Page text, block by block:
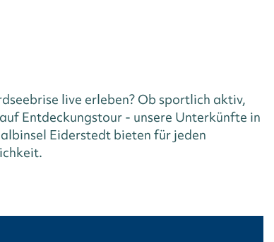
live erleben? Ob sportlich aktiv,
Entdeckungstour - unsere Unterkünfte in
Eiderstedt bieten für jeden